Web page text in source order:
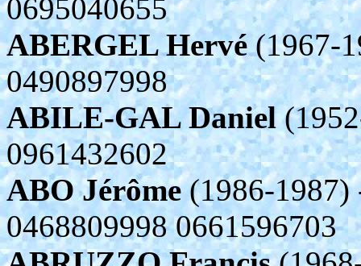
0695040655
ABERGEL Hervé(1967-
0490897998
ABILE-GAL Daniel
0961432602
ABO Jérôme(1986-
0468809998 0661596703